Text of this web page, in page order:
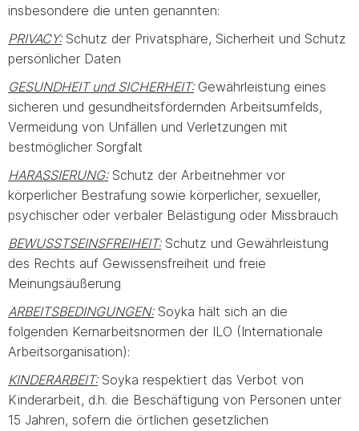
insbesondere die unten genannten:
PRIVACY:Schutz der Privatsphäre, Sicherheit und Schutz
persönlicher Daten
GESUNDHEIT und SICHERHEIT:Gewährleistung eines
sicheren und gesundheitsfördernden Arbeitsumfelds,
Vermeidung von Unfällen und Verletzungen mit
bestmöglicher Sorgfalt
HARASSIERUNG:Schutz der Arbeitnehmer vor
körperlicher Bestrafung sowie körperlicher, sexueller,
psychischer oder verbaler Belästigung oder Missbrauch
BEWUSSTSEINSFREIHEIT:Schutz und Gewährleistung
des Rechts auf Gewissensfreiheit und freie
Meinungsäußerung
ARBEITSBEDINGUNGEN:Soyka hält sich an die
folgenden Kernarbeitsnormen der ILO (Internationale
Arbeitsorganisation):
KINDERARBEIT:Soyka respektiert das Verbot von
Kinderarbeit, d.h. die Beschäftigung von Personen unter
15 Jahren, sofern die örtlichen gesetzlichen